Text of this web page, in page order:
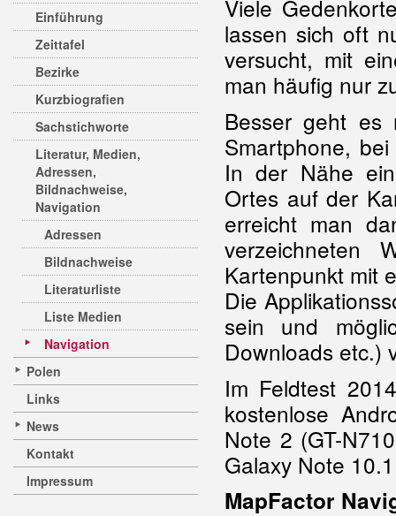
Einführung
Zeittafel
Bezirke
Kurzbiografien
Sachstichworte
Literatur, Medien,
Adressen,
Bildnachweise,
Navigation
Adressen
Bildnachweise
Literaturliste
Liste Medien
Navigation
Polen
Links
News
Kontakt
Impressum
Viele
lassen sich oft
versucht, mit
man häufig nur
Besser geht es
Smartphone,
In der Nähe
Ortes auf der
erreicht man
verzeichneten
Kartenpunkt mit
Die
sein und
Downloads etc.)
Im Feldtest
kostenlose
Note 2 (GT-
Galaxy Note
MapFactor